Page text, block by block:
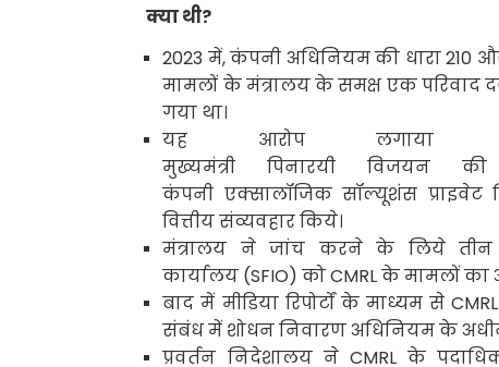
क्या थी?
2023 में,कंपनी अधिनियम की धारा210
मामलों के मंत्रालय के समक्ष एक परिवाद
गया था।
यह आरोप
मुख्यमंत्री पिनारयी विजयन
कंपनी एक्सालॉजिक सॉल्यूशंस प्राइवेट
वित्तीय संव्यवहार किये।
मंत्रालय ने जांच करने के लिये तीन
कार्यालय (SFIO)कोCMRLके मामलों का
बाद में मीडिया रिपोर्टों के माध्यम से CMRL
संबंध में शोधन निवारण अधिनियम के
प्रवर्तन निदेशालय ने CMRLके